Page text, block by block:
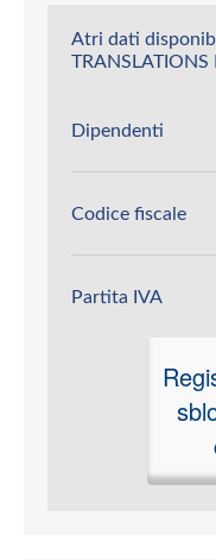
Atri dati
Dipendenti
Codice fiscale
Partita IVA